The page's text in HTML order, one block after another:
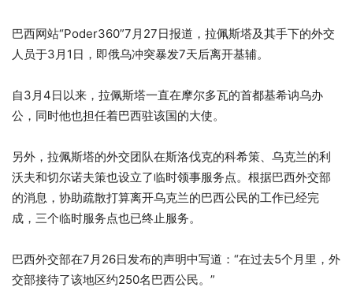
巴西网站“Poder360”7月27日报道，拉佩斯塔及其手下的外交
人员于3月1日，即俄乌冲突暴发7天后离开基辅。
自3月4日以来，拉佩斯塔一直在摩尔多瓦的首都基希讷乌办
公，同时他也担任着巴西驻该国的大使。
另外，拉佩斯塔的外交团队在斯洛伐克的科希策、乌克兰的利
沃夫和切尔诺夫策也设立了临时领事服务点。根据巴西外交部
的消息，协助疏散打算离开乌克兰的巴西公民的工作已经完
成，三个临时服务点也已终止服务。
巴西外交部在7月26日发布的声明中写道：“在过去5个月里，外
交部接待了该地区约250名巴西公民。”